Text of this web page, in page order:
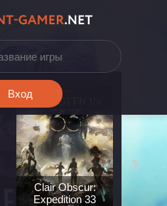
Вход
Clair Obscur:
Expedition 33